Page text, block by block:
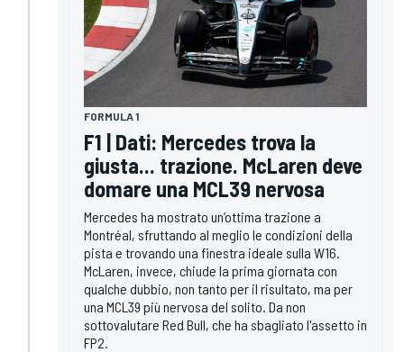
FORMULA 1
F1 | Dati: Mercedes trova la
giusta... trazione. McLaren deve
domare una MCL39 nervosa
Mercedes ha mostrato un’ottima trazione a
Montréal, sfruttando al meglio le condizioni della
pista e trovando una finestra ideale sulla W16.
McLaren, invece, chiude la prima giornata con
qualche dubbio, non tanto per il risultato, ma per
una MCL39 più nervosa del solito. Da non
sottovalutare Red Bull, che ha sbagliato l'assetto in
FP2.